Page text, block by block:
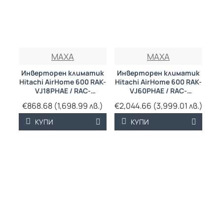
MAXA
Инверторен климатик
Hitachi AirHome 600 RAK-
VJ18PHAE / RAC-
VJ18PHAE
€868.68 (1,698.99 лв.)
КУПИ
MAXA
Инверторен климатик
Hitachi AirHome 600 RAK-
VJ60PHAE / RAC-
VJ60PHAE
€2,044.66 (3,999.01 лв.)
КУПИ